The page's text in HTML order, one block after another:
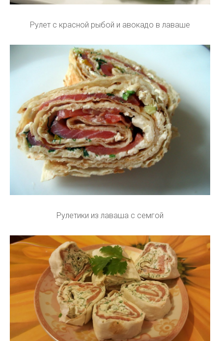
Рулет с красной рыбой и авокадо в лаваше
Рулетики из лаваша с семгой